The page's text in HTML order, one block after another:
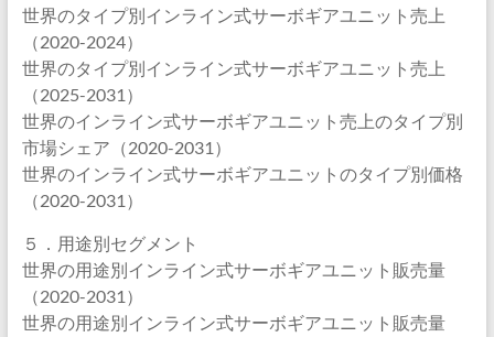
世界のタイプ別インライン式サーボギアユニット売上
（2020-2024）
世界のタイプ別インライン式サーボギアユニット売上
（2025-2031）
世界のインライン式サーボギアユニット売上のタイプ別
市場シェア（2020-2031）
世界のインライン式サーボギアユニットのタイプ別価格
（2020-2031）
５．用途別セグメント
世界の用途別インライン式サーボギアユニット販売量
（2020-2031）
世界の用途別インライン式サーボギアユニット販売量